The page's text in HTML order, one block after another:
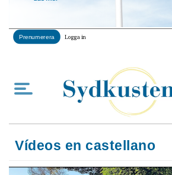
Prenumerera Logga in
Vídeos en castellano